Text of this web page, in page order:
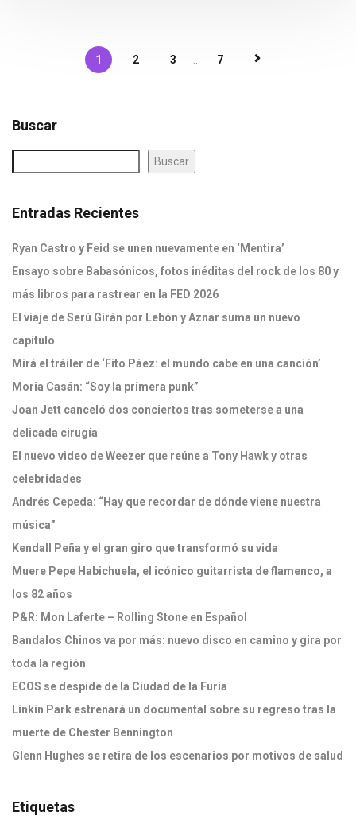
1 2 3 7
Buscar
Buscar
Entradas Recientes
Ryan Castro y Feid se unen nuevamente en ‘Mentira’
Ensayo sobre Babasónicos, fotos inéditas del rock de los 80 y
más libros para rastrear en la FED 2026
El viaje de Serú Girán por Lebón y Aznar suma un nuevo
capítulo
Mirá el tráiler de ‘Fito Páez: el mundo cabe en una canción’
Moria Casán: “Soy la primera punk”
Joan Jett canceló dos conciertos tras someterse a una
delicada cirugía
El nuevo video de Weezer que reúne a Tony Hawk y otras
celebridades
Andrés Cepeda: “Hay que recordar de dónde viene nuestra
música”
Kendall Peña y el gran giro que transformó su vida
Muere Pepe Habichuela, el icónico guitarrista de flamenco, a
los 82 años
P&R: Mon Laferte – Rolling Stone en Español
Bandalos Chinos va por más: nuevo disco en camino y gira por
toda la región
ECOS se despide de la Ciudad de la Furia
Linkin Park estrenará un documental sobre su regreso tras la
muerte de Chester Bennington
Glenn Hughes se retira de los escenarios por motivos de salud
Etiquetas